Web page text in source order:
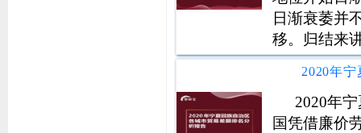
日渐衰萎并
移。归结来
资，对于其
的出口活力
段，更是经
2020年
国凭借廉价